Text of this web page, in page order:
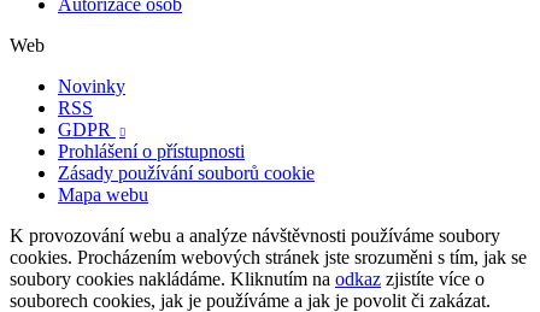
Web
Novinky
RSS
GDPR

Prohlášení o přístupnosti
Zásady používání souborů cookie
Mapa webu
K provozování webu a analýze návštěvnosti používáme soubory
cookies. Procházením webových stránek jste srozuměni s tím, jak se
soubory cookies nakládáme. Kliknutím na odkaz zjistíte více o
souborech cookies, jak je používáme a jak je povolit či zakázat.